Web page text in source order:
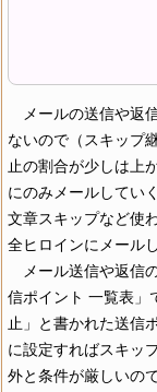
メールの送信や返
ないので（スキップ
止の割合が少しは上
にのみメールしてい
文章スキップなど使
全ヒロインにメール
メール送信や返信
信ポイント 一覧表」
止」と書かれた送信
に設定すればスキッ
外と条件が厳しいの